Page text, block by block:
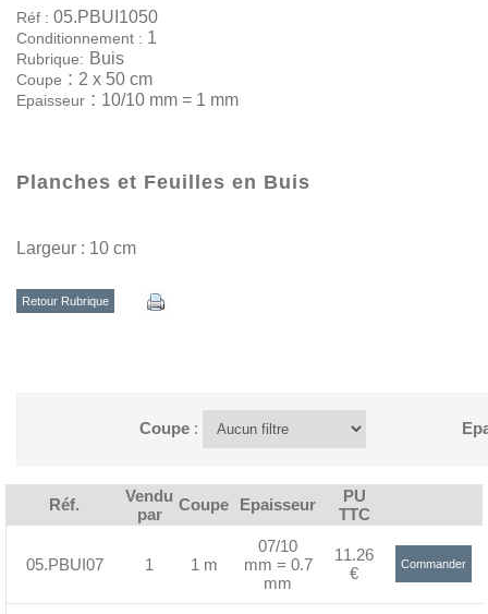
Réf : 05.PBUI1050
Conditionnement : 1
Rubrique: Buis
Coupe : 2 x 50 cm
Epaisseur : 10/10 mm = 1 mm
Planches et Feuilles en Buis
Largeur : 10 cm
Retour Rubrique
Coupe :
Réf.
Vendu
par
Coupe Epaisseur
PU
TTC
05.PBUI07 1 1 m
07/10
mm = 0.7
mm
11.26
€
Commander